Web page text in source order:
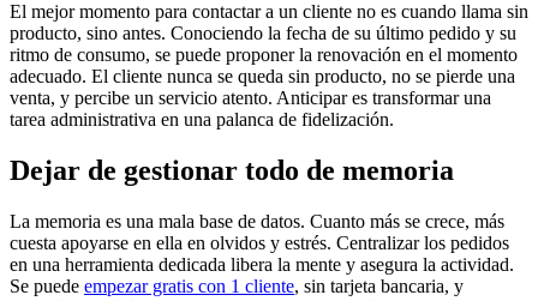
El mejor momento para contactar a un cliente no es cuando llama sin
producto, sino antes. Conociendo la fecha de su último pedido y su
ritmo de consumo, se puede proponer la renovación en el momento
adecuado. El cliente nunca se queda sin producto, no se pierde una
venta, y percibe un servicio atento. Anticipar es transformar una
tarea administrativa en una palanca de fidelización.
Dejar de gestionar todo de memoria
La memoria es una mala base de datos. Cuanto más se crece, más
cuesta apoyarse en ella en olvidos y estrés. Centralizar los pedidos
en una herramienta dedicada libera la mente y asegura la actividad.
Se puede empezar gratis con 1 cliente, sin tarjeta bancaria, y